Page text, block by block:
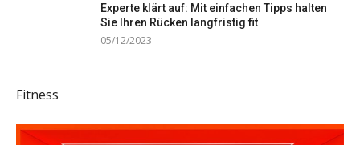
Experte klärt auf: Mit einfachen Tipps halten
Sie Ihren Rücken langfristig fit
05/12/2023
Fitness